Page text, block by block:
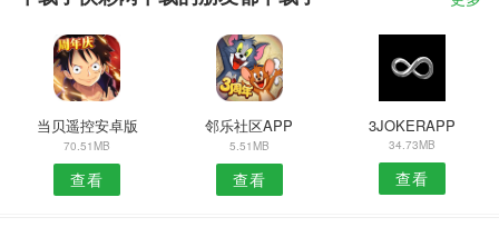
当贝遥控安卓版
70.51MB
查看
邻乐社区APP
5.51MB
查看
3JOKERAPP
34.73MB
查看